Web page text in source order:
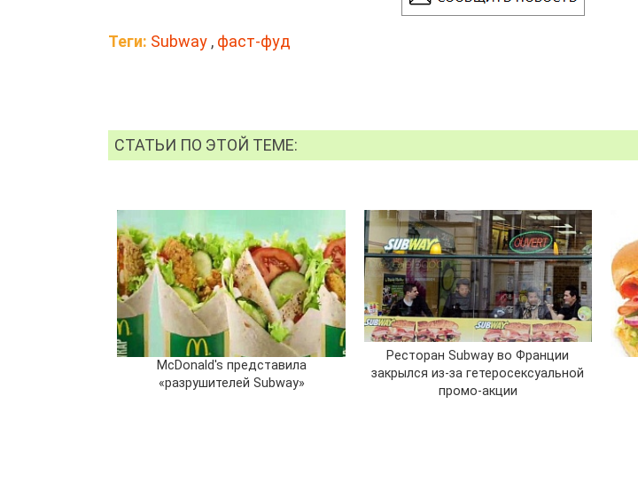
Теги: Subway , фаст-фуд
СТАТЬИ ПО ЭТОЙ ТЕМЕ:
McDonald's представила
«разрушителей Subway»
Ресторан Subway во Франции
закрылся из-за гетеросексуальной
промо-акции